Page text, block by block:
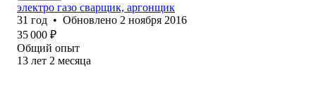
электро газо сварщик, аргонщик
31 год • Обновлено 2 ноября 2016
35 000 ₽
Общий опыт
13 лет 2 месяца